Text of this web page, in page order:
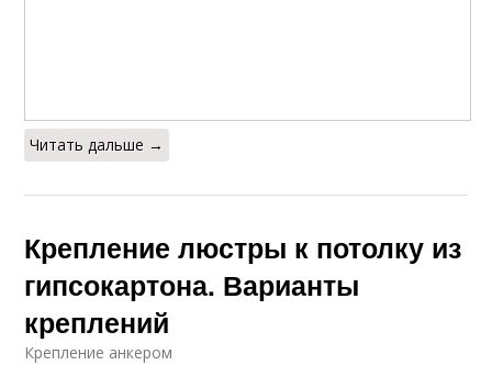
Читать дальше →
Крепление люстры к потолку из
гипсокартона. Варианты
креплений
Крепление анкером